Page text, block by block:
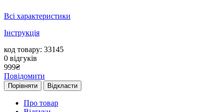
Всі характеристики
Інструкція
код товару: 33145
0 відгуків
999₴
Повідомити
Порівняти Відкласти
Про товар